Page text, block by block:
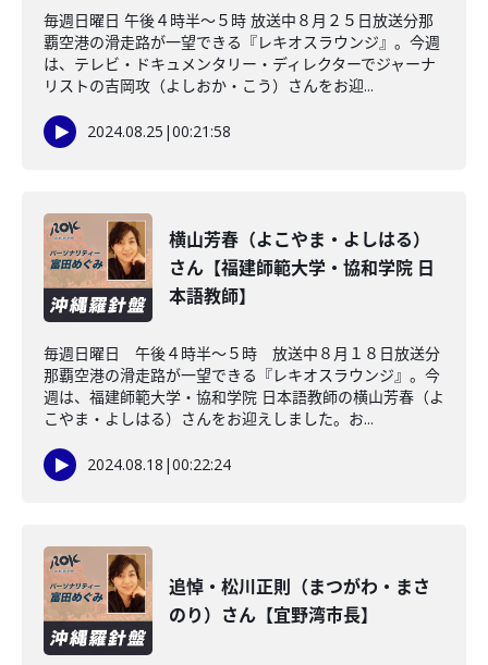
毎週日曜日 午後４時半～５時 放送中８月２５日放送分那
覇空港の滑走路が一望できる『レキオスラウンジ』。今週
は、テレビ・ドキュメンタリー・ディレクターでジャーナ
リストの吉岡攻（よしおか・こう）さんをお迎...
2024.08.25 |00:21:58
横山芳春（よこやま・よしはる）
さん【福建師範大学・協和学院 日
本語教師】
毎週日曜日 午後４時半～５時 放送中８月１８日放送分
那覇空港の滑走路が一望できる『レキオスラウンジ』。今
週は、福建師範大学・協和学院 日本語教師の横山芳春（よ
こやま・よしはる）さんをお迎えしました。お...
2024.08.18 |00:22:24
追悼・松川正則（まつがわ・まさ
のり）さん【宜野湾市長】